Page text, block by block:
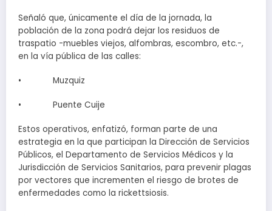
Señaló que, únicamente el día de la jornada, la
población de la zona podrá dejar los residuos de
traspatio -muebles viejos, alfombras, escombro, etc.-,
en la vía pública de las calles:
• Muzquiz
• Puente Cuije
Estos operativos, enfatizó, forman parte de una
estrategia en la que participan la Dirección de Servicios
Públicos, el Departamento de Servicios Médicos y la
Jurisdicción de Servicios Sanitarios, para prevenir plagas
por vectores que incrementen el riesgo de brotes de
enfermedades como la rickettsiosis.